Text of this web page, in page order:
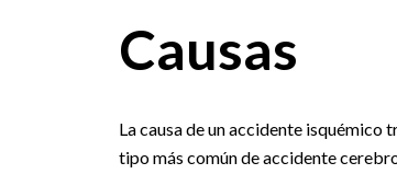
Causas
La causa de un accidente isquémico
tipo más común de accidente